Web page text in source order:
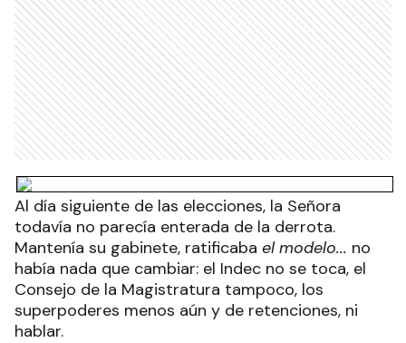
Al día siguiente de las elecciones, la Señora
todavía no parecía enterada de la derrota.
Mantenía su gabinete, ratificaba el modelo... no
había nada que cambiar: el Indec no se toca, el
Consejo de la Magistratura tampoco, los
superpoderes menos aún y de retenciones, ni
hablar.